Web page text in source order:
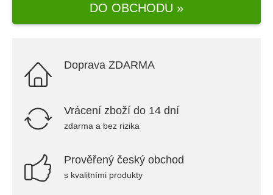
DO OBCHODU »
Doprava ZDARMA
Vrácení zboží do 14 dní
zdarma a bez rizika
Prověřený český obchod
s kvalitními produkty